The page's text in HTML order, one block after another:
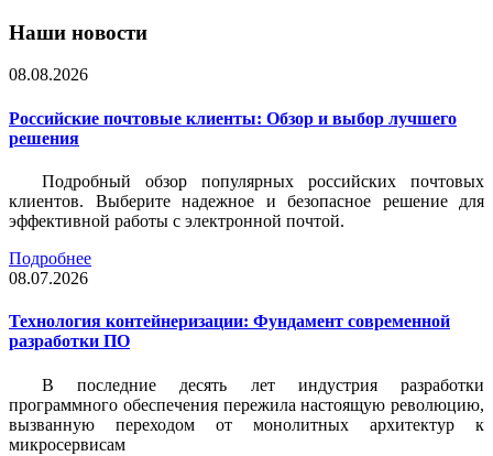
Наши новости
08.08.2026
Российские почтовые клиенты: Обзор и выбор лучшего
решения
Подробный обзор популярных российских почтовых
клиентов. Выберите надежное и безопасное решение для
эффективной работы с электронной почтой.
Подробнее
08.07.2026
Технология контейнеризации: Фундамент современной
разработки ПО
В последние десять лет индустрия разработки
программного обеспечения пережила настоящую революцию,
вызванную переходом от монолитных архитектур к
микросервисам